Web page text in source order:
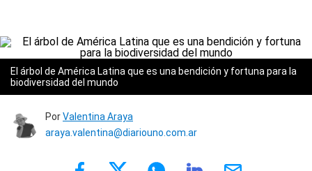
El árbol de América Latina que es una bendición y fortuna para la
biodiversidad del mundo
PorValentina Araya
araya.valentina@diariouno.com.ar